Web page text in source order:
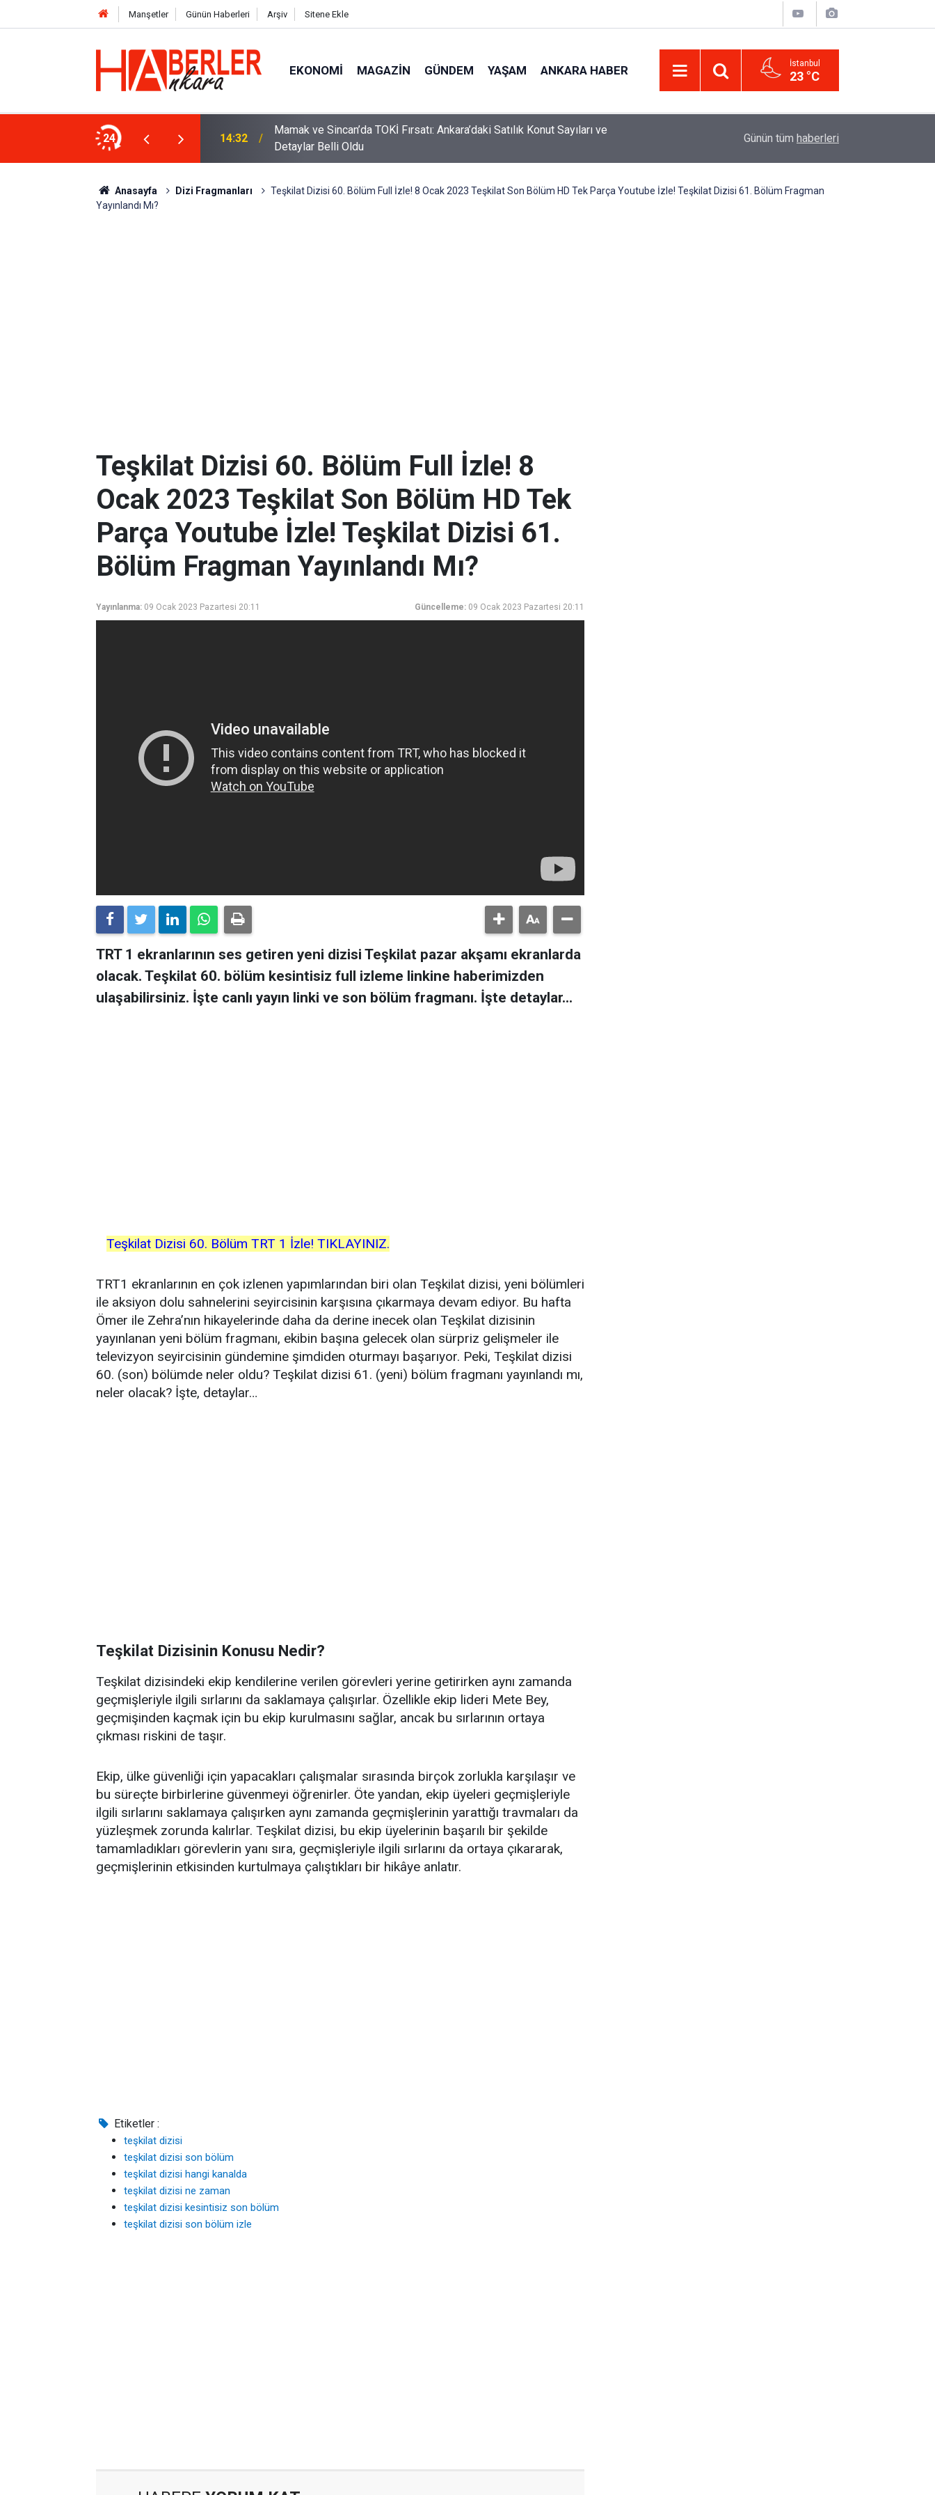
Manşetler Günün Haberleri Arşiv Sitene Ekle
EKONOMI MAGAZIN GÜNDEM YAŞAM ANKARA HABER İstanbul
23 °C
24
Satılık Konut Sayıları ve
14:26
Ameliyat İzini Dövme Yaptıran Babanın Hüzünlü Vedası! Marshall Yasta...
Hikayesi!
Maliyet Tutarı!
Günün tüm haberleri
Anasayfa Dizi Fragmanları
Teşkilat Dizisi 60. Bölüm Full İzle! 8 Ocak 2023 Teşkilat Son Bölüm HD Tek Parça Youtube İzle! Teşkilat Dizisi 61. Bölüm Fragman
Yayınlandı Mı?
Teşkilat Dizisi 60. Bölüm Full İzle! 8
Ocak 2023 Teşkilat Son Bölüm HD Tek
Parça Youtube İzle! Teşkilat Dizisi 61.
Bölüm Fragman Yayınlandı Mı?
Yayınlanma: 09 Ocak 2023 Pazartesi 20:11 Güncelleme: 09 Ocak 2023 Pazartesi 20:11
TRT 1 ekranlarının ses getiren yeni dizisi Teşkilat pazar akşamı ekranlarda
olacak. Teşkilat 60. bölüm kesintisiz full izleme linkine haberimizden
ulaşabilirsiniz. İşte canlı yayın linki ve son bölüm fragmanı. İşte detaylar...
Teşkilat Dizisi 60. Bölüm TRT 1 İzle! TIKLAYINIZ.
TRT1 ekranlarının en çok izlenen yapımlarından biri olan Teşkilat dizisi, yeni bölümleri
ile aksiyon dolu sahnelerini seyircisinin karşısına çıkarmaya devam ediyor. Bu hafta
Ömer ile Zehra’nın hikayelerinde daha da derine inecek olan Teşkilat dizisinin
yayınlanan yeni bölüm fragmanı, ekibin başına gelecek olan sürpriz gelişmeler ile
televizyon seyircisinin gündemine şimdiden oturmayı başarıyor. Peki, Teşkilat dizisi
60. (son) bölümde neler oldu? Teşkilat dizisi 61. (yeni) bölüm fragmanı yayınlandı mı,
neler olacak? İşte, detaylar…
Teşkilat Dizisinin Konusu Nedir?
Teşkilat dizisindeki ekip kendilerine verilen görevleri yerine getirirken aynı zamanda
geçmişleriyle ilgili sırlarını da saklamaya çalışırlar. Özellikle ekip lideri Mete Bey,
geçmişinden kaçmak için bu ekip kurulmasını sağlar, ancak bu sırlarının ortaya
çıkması riskini de taşır.
Ekip, ülke güvenliği için yapacakları çalışmalar sırasında birçok zorlukla karşılaşır ve
bu süreçte birbirlerine güvenmeyi öğrenirler. Öte yandan, ekip üyeleri geçmişleriyle
ilgili sırlarını saklamaya çalışırken aynı zamanda geçmişlerinin yarattığı travmaları da
yüzleşmek zorunda kalırlar. Teşkilat dizisi, bu ekip üyelerinin başarılı bir şekilde
tamamladıkları görevlerin yanı sıra, geçmişleriyle ilgili sırlarını da ortaya çıkararak,
geçmişlerinin etkisinden kurtulmaya çalıştıkları bir hikâye anlatır.
Etiketler :
teşkilat dizisi
teşkilat dizisi son bölüm
teşkilat dizisi hangi kanalda
teşkilat dizisi ne zaman
teşkilat dizisi kesintisiz son bölüm
teşkilat dizisi son bölüm izle